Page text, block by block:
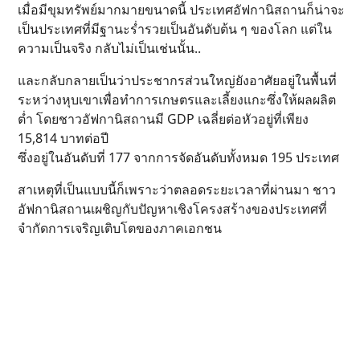
เมื่อมีขุมทรัพย์มากมายขนาดนี้ ประเทศอัฟกานิสถานก็น่าจะ
เป็นประเทศที่มีฐานะร่ำรวยเป็นอันดับต้น ๆ ของโลก แต่ใน
ความเป็นจริง กลับไม่เป็นเช่นนั้น..
และกลับกลายเป็นว่าประชากรส่วนใหญ่ยังอาศัยอยู่ในพื้นที่
ระหว่างหุบเขาเพื่อทำการเกษตรและเลี้ยงแกะซึ่งให้ผลผลิต
ต่ำ โดยชาวอัฟกานิสถานมี GDP เฉลี่ยต่อหัวอยู่ที่เพียง
15,814 บาทต่อปี
ซึ่งอยู่ในอันดับที่ 177 จากการจัดอันดับทั้งหมด 195 ประเทศ
สาเหตุที่เป็นแบบนี้ก็เพราะว่าตลอดระยะเวลาที่ผ่านมา ชาว
อัฟกานิสถานเผชิญกับปัญหาเชิงโครงสร้างของประเทศที่
จำกัดการเจริญเติบโตของภาคเอกชน